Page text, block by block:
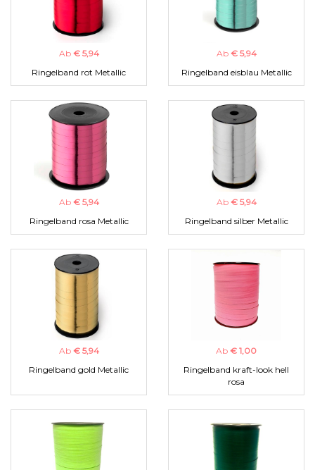
Ab € 5,94
Ringelband rot Metallic
Ab € 5,94
Ringelband eisblau Metallic
Ab € 5,94
Ringelband rosa Metallic
Ab € 5,94
Ringelband silber Metallic
Ab € 5,94
Ringelband gold Metallic
Ab € 1,00
Ringelband kraft-look hell
rosa